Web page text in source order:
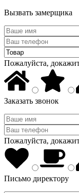
Вызвать замерщика
Пожалуйста,
Заказать звонок
Пожалуйста,
Письмо директору